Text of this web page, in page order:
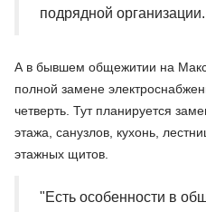
подрядной организации.
А в бывшем общежитии на
полной замене
четверть. Тут планируется
этажа, санузлов, кухонь,
этажных щитов.
"Есть особенности в